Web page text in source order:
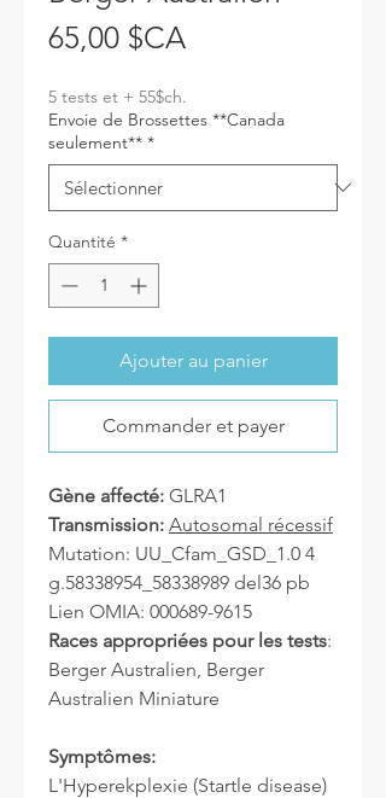
65,00 $CA
5 tests et + 55$ch.
Envoie de Brossettes **Canada
seulement** *
Quantité *
Ajouter au panier
Commander et payer
Gène affecté: GLRA1
Transmission: Autosomal récessif
Mutation: UU_Cfam_GSD_1.0 4
g.58338954_58338989 del36 pb
Lien OMIA: 000689-9615
Races appropriées pour les tests:
Berger Australien, Berger
Australien Miniature
Symptômes:
L'Hyperekplexie (Startle disease)